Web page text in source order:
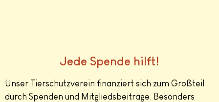
Jede Spende hilft!
Unser Tierschutzverein finanziert sich zum Großteil
durch Spenden und Mitgliedsbeiträge. Besonders